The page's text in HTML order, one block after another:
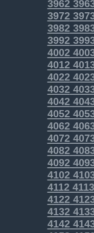
3962
3972
3982
3992
4002
4012
4022
4032
4042
4052
4062
4072
4082
4092
4102
41124113
4122
4132
4142